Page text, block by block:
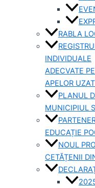
RABLA
INDIVIDUALE
ADECVATE
APELOR
PLANUL
MUNICIPIUL
EDUCAȚIE
NOUL
CETĂȚENII